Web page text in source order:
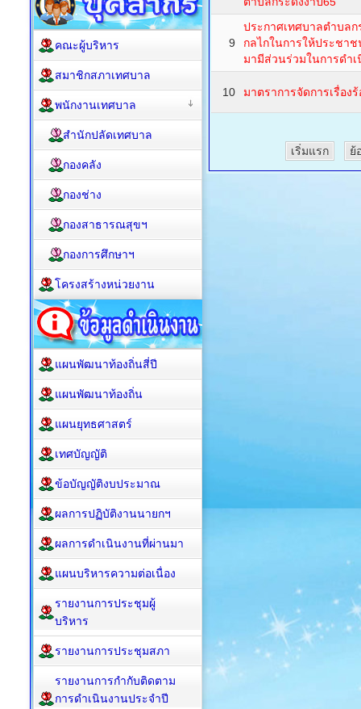
9
ประกาศเทศบาลตำบลก
กลไกในการให้ประชา
มามีส่วนร่วมในการดำ
10 มาตราการจัดการเรื่องร้
เริ่มแรก ย้
คณะผู้บริหาร
สมาชิกสภาเทศบาล
พนักงานเทศบาล
สำนักปลัดเทศบาล
กองคลัง
กองช่าง
กองสาธารณสุขฯ
กองการศึกษาฯ
โครงสร้างหน่วยงาน
แผนพัฒนาท้องถิ่นสี่ปี
แผนพัฒนาท้องถิ่น
แผนยุทธศาสตร์
เทศบัญญัติ
ข้อบัญญัติงบประมาณ
ผลการปฏิบัติงานนายกฯ
ผลการดำเนินงานที่ผ่านมา
แผนบริหารความต่อเนื่อง
รายงานการประชุมผู้
บริหาร
รายงานการประชุมสภา
รายงานการกำกับติดตาม
การดำเนินงานประจำปี